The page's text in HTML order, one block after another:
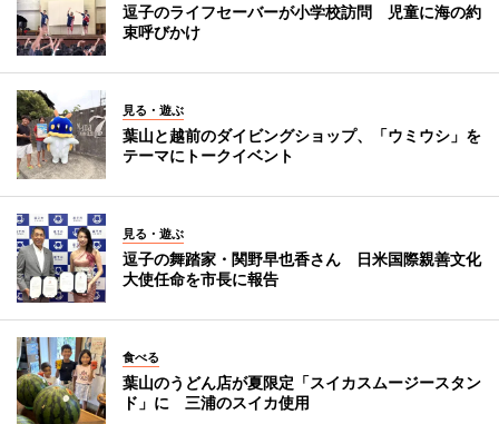
逗子のライフセーバーが小学校訪問 児童に海の約
束呼びかけ
見る・遊ぶ
葉山と越前のダイビングショップ、「ウミウシ」を
テーマにトークイベント
見る・遊ぶ
逗子の舞踏家・関野早也香さん 日米国際親善文化
大使任命を市長に報告
食べる
葉山のうどん店が夏限定「スイカスムージースタン
ド」に 三浦のスイカ使用